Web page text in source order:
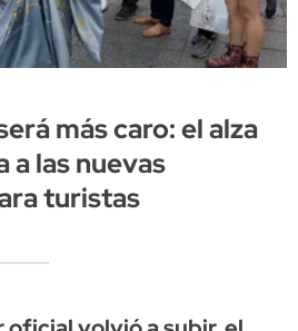
más caro: el alza
a las nuevas
turistas